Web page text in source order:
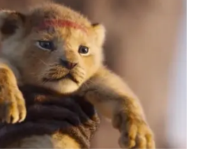
এশিয়ার সংঘাতে পকেটে
পেট্রোল-ডিজেলের
তেলের দাম বৃদ্ধি,
বার্তা দিলীপ ঘোষের